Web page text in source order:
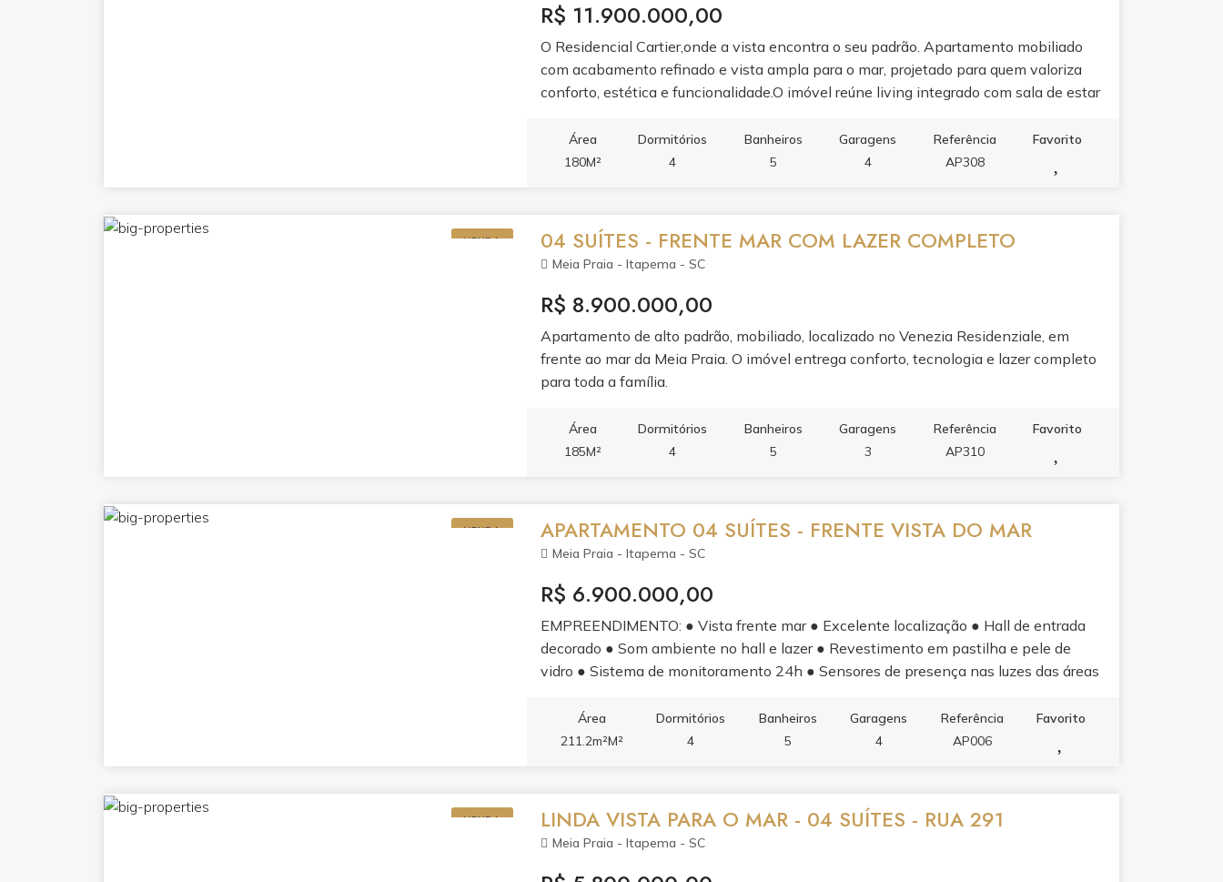
R$ 11.900.000,00
O Residencial Cartier,onde a vista encontra o seu padrão. Apartamento mobiliado
com acabamento refinado e vista ampla para o mar, projetado para quem valoriza
conforto, estética e funcionalidade.O imóvel reúne living integrado com sala de estar
varanda e dois banheiros. Cada detalhe foi pensado para o seu bem-estar: ar
condicionado, aquecimento a gás, infraestrutura para água quente, espera para split,
hidromassagem e jacuzzi se unem ao spa, sauna e academia completa. Para receber
e se divertir, salão de festas, espaço gourmet, lounge, solarium, sala de jogos, sala de
games e brinquedoteca.Segurança, tecnologia e serviços completam a experiência:
guarita 24h, alarme, circuito de TV, hall decorado, sala de reunião, bicicletário e
entrada privativa para banhistas com box de praia.
Área
180M²
Dormitórios
4
Banheiros
5
Garagens
4
Referência
AP308
Favorito
VENDA 04 SUÍTES - FRENTE MAR COM LAZER COMPLETO
Meia Praia - Itapema - SC
R$ 8.900.000,00
Apartamento de alto padrão, mobiliado, localizado no Venezia Residenziale, em
frente ao mar da Meia Praia. O imóvel entrega conforto, tecnologia e lazer completo
para toda a família.
Área
185M²
Dormitórios
4
Banheiros
5
Garagens
3
Referência
AP310
Favorito
VENDA APARTAMENTO 04 SUÍTES - FRENTE VISTA DO MAR
Meia Praia - Itapema - SC
R$ 6.900.000,00
EMPREENDIMENTO: ● Vista frente mar ● Excelente localização ● Hall de entrada
decorado ● Som ambiente no hall e lazer ● Revestimento em pastilha e pele de
vidro ● Sistema de monitoramento 24h ● Sensores de presença nas luzes das áreas
medidores de água, luz e gás individuais ● Vaga privativa com infraestrutura para
carros elétricos ● 03 elevadores de última geração APARTAMENTO: ● 04 suítes,
exaustor elétrico ● Acabamento em gesso ● Piso vinílico nas áreas íntimas ● Piso
porcelanato nas áreas comuns ● Portas e rodapés laqueados em branco ● Tubulação
para ar condicionado tipo ?split? ● Infraestrutura para aquecimento a gás ● Antena
coletiva ● Medidores de água, luz e gás individuais ● Infraestrutura para aspiração
Área
211.2m²M²
Dormitórios
4
Banheiros
5
Garagens
4
Referência
AP006
Favorito
VENDA LINDA VISTA PARA O MAR - 04 SUÍTES - RUA 291
Meia Praia - Itapema - SC